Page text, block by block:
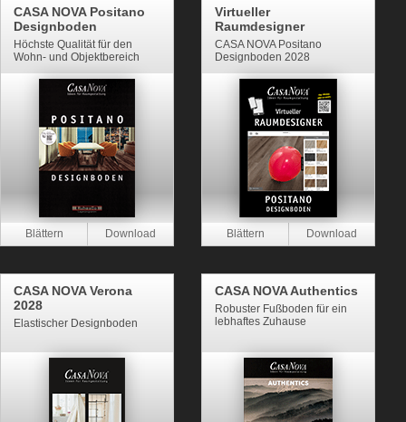
CASA NOVA Positano
Designboden
Höchste Qualität für den
Wohn- und Objektbereich
Virtueller
Raumdesigner
CASA NOVA Positano
Designboden 2028
CASA NOVA Verona
2028
Elastischer Designboden
CASA NOVA Authentics
Robuster Fußboden für ein
lebhaftes Zuhause